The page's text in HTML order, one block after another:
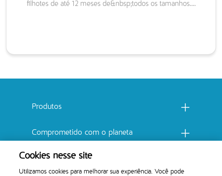
filhotes de até 12 meses de&nbsp;todos os tamanhos....
Produtos
Comprometido com o planeta
100% SATISFAÇÃO GARANTIDA
Cookies nesse site
Utilizamos cookies para melhorar sua experiência. Você pode